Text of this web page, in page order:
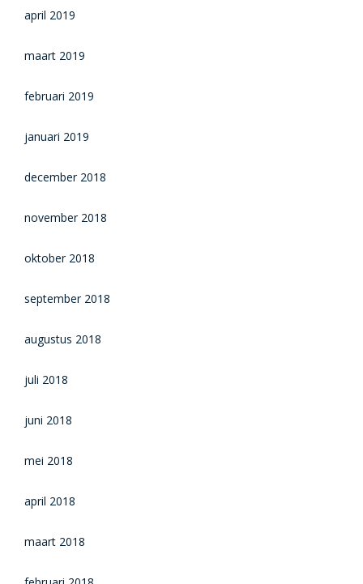
april 2019
maart 2019
februari 2019
januari 2019
december 2018
november 2018
oktober 2018
september 2018
augustus 2018
juli 2018
juni 2018
mei 2018
april 2018
maart 2018